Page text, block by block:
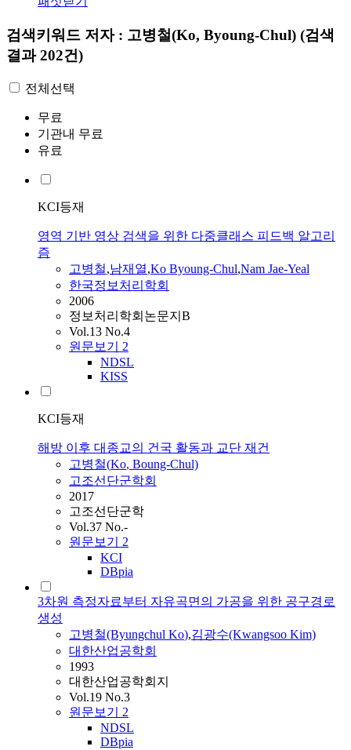
검색키워드 저자 : 고병철(Ko, Byoung-Chul) (검색
결과 202건)
전체선택
무료
기관내 무료
유료
KCI등재
영역 기반 영상 검색을 위한 다중클래스 피드백 알고리
즘
고병철,남재열,Ko Byoung-Chul,Nam Jae-Yeal
한국정보처리학회
2006
정보처리학회논문지B
Vol.13 No.4
원문보기 2
NDSL
KISS
KCI등재
해방 이후 대종교의 건국 활동과 교단 재건
고병철(Ko, Boung-Chul)
고조선단군학회
2017
고조선단군학
Vol.37 No.-
원문보기 2
KCI
DBpia
3차원 측정자료부터 자유곡면의 가공을 위한 공구경로
생성
고병철(Byungchul Ko),김광수(Kwangsoo Kim)
대한산업공학회
1993
대한산업공학회지
Vol.19 No.3
원문보기 2
NDSL
DBpia